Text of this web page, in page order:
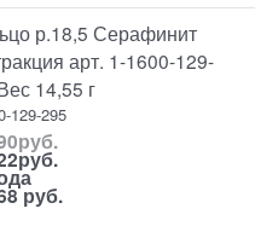
р.18,5 Серафинит
арт. 1-1600-129-
14,55 г
129-295
руб.
руб.
руб.